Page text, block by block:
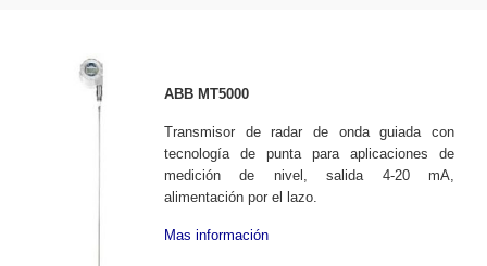
ABB MT5000
Transmisor de radar de onda guiada con
tecnología de punta para aplicaciones de
medición de nivel, salida 4-20 mA,
alimentación por el lazo.
Mas información